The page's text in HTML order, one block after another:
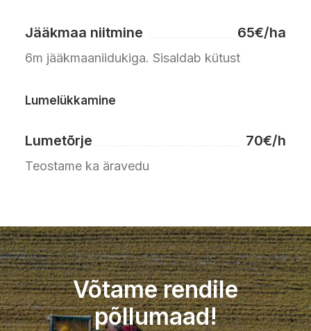
Jääkmaa niitmine 65€/ha
6m jääkmaaniidukiga. Sisaldab kütust
Lumelükkamine
Lumetõrje 70€/h
Teostame ka äravedu
Võtame rendile
põllumaad!